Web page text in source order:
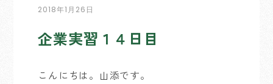
2018年1月26日
企業実習１４日目
こんにちは。山添です。